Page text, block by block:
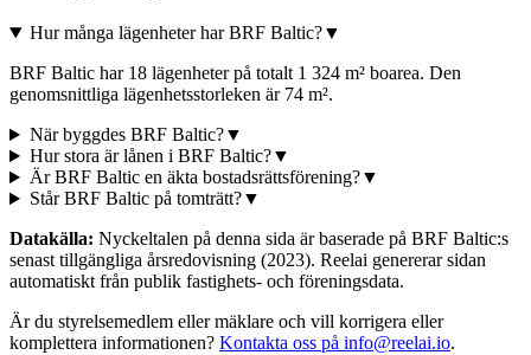
Hur många lägenheter har BRF Baltic?▼
BRF Baltic har 18 lägenheter på totalt 1 324 m² boarea. Den
genomsnittliga lägenhetsstorleken är 74 m².
När byggdes BRF Baltic?▼
Hur stora är lånen i BRF Baltic?▼
Är BRF Baltic en äkta bostadsrättsförening?▼
Står BRF Baltic på tomträtt?▼
Datakälla: Nyckeltalen på denna sida är baserade på BRF Baltic:s
senast tillgängliga årsredovisning (2023). Reelai genererar sidan
automatiskt från publik fastighets- och föreningsdata.
Är du styrelsemedlem eller mäklare och vill korrigera eller
komplettera informationen? Kontakta oss på info@reelai.io.